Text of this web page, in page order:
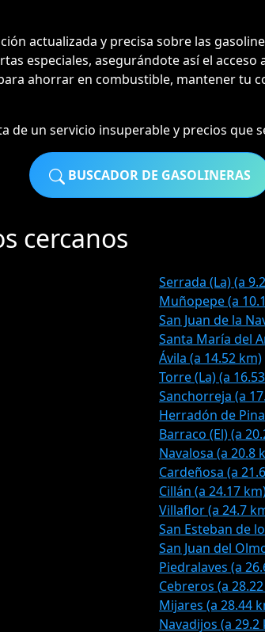
actualizada y precisa sobre las
especiales, asegurándote así el
ahorrar en combustible, mantener tu
de un servicio insuperable y precios que
BUSCADOR DE GASOLINERAS
cercanos
Serrada (La) (a
Muñopepe (a
San Juan de la
Santa María del
Ávila (a 14.52 km)
Torre (La) (a
Sanchorreja (a
Herradón de
Barraco (El) (a
Navalosa (a 20.8
Cardeñosa (a
Cillán (a 24.17
Villaflor (a 24.7
San Esteban de
San Juan del
Piedralaves (a
Cebreros (a
Mijares (a 28.44
Navadijos (a 29.2